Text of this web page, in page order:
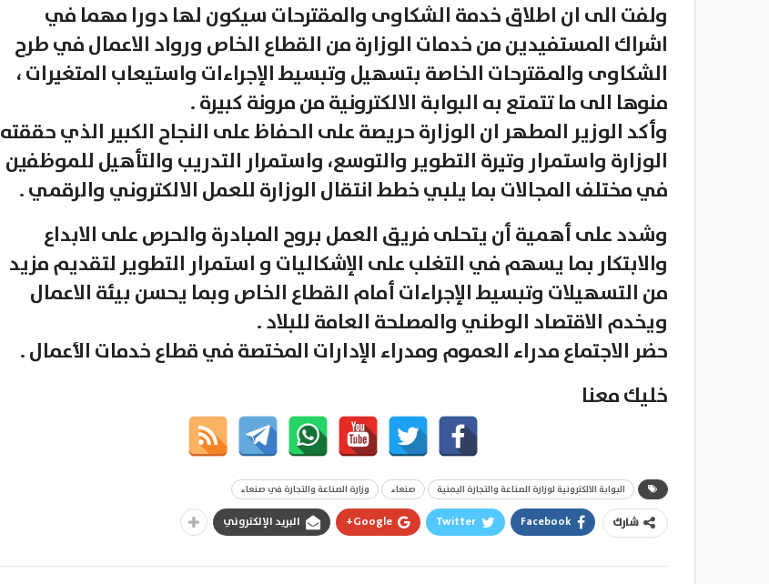
ولفت الى ان اطلاق خدمة الشكاوى والمقترحات سيكون لها دورا مهما في
اشراك المستفيدين من خدمات الوزارة من القطاع الخاص ورواد الاعمال في طرح
الشكاوى والمقترحات الخاصة بتسهيل وتبسيط الإجراءات واستيعاب المتغيرات ،
منوها الى ما تتمتع به البوابة الالكترونية من مرونة كبيرة .
وأكد الوزير المطهر ان الوزارة حريصة على الحفاظ على النجاح الكبير الذي حققته
الوزارة واستمرار وتيرة التطوير والتوسع، واستمرار التدريب والتأهيل للموظفين
في مختلف المجالات بما يلبي خطط انتقال الوزارة للعمل الالكتروني والرقمي .
وشدد على أهمية أن يتحلى فريق العمل بروح المبادرة والحرص على الابداع
والابتكار بما يسهم في التغلب على الإشكاليات و استمرار التطوير لتقديم مزيد
من التسهيلات وتبسيط الإجراءات أمام القطاع الخاص وبما يحسن بيئة الاعمال
ويخدم الاقتصاد الوطني والمصلحة العامة للبلاد .
حضر الاجتماع مدراء العموم ومدراء الإدارات المختصة في قطاع خدمات الأعمال .
خليك معنا
البوابة الالكترونية لوزارة الصناعة والتجارة اليمنية صنعاء وزارة الصناعة والتجارة في صنعاء
شارك Facebook
Twitter
Google+ البريد الإلكتروني